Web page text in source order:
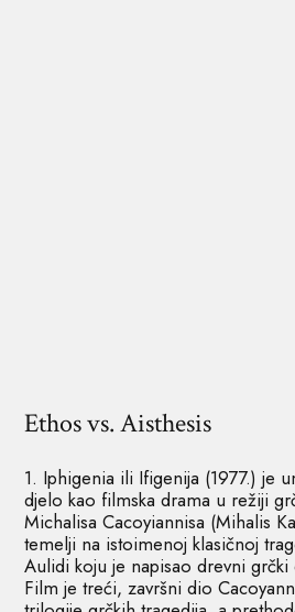
Ethos vs. Aisthesis
1. Iphigenia ili Ifigenija (1977.) je
djelo kao filmska drama u režiji
Michalisa Cacoyiannisa (Mihalis
temelji na istoimenoj klasičnoj
Aulidi koju je napisao drevni
Film je treći, završni dio